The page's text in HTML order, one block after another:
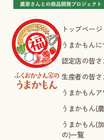
トップページ
うまかもん
認定店の皆さ
生産者の皆さ
うまかもん
うまかもん(
うまかもん(
の)一覧